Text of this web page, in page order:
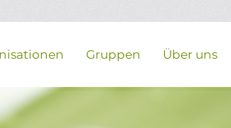
Gruppen Über uns